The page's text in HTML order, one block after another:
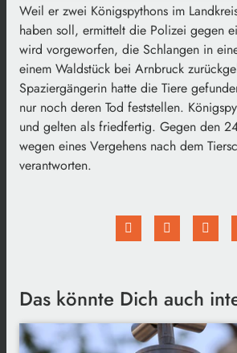
Weil er zwei Königspythons im
haben soll, ermittelt die Polizei gegen
wird vorgeworfen, die Schlangen in
einem Waldstück bei Arnbruck
Spaziergängerin hatte die Tiere
nur noch deren Tod feststellen.
und gelten als friedfertig. Gegen den
wegen eines Vergehens nach dem
verantworten.
Das könnte Dich auch